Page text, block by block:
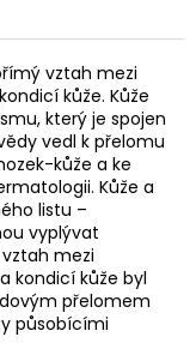
vztah mezi
kůže. Kůže
který je spojen
vedl k přelomu
kůže a ke
Kůže a
listu –
vyplývat
mezi
kondicí kůže byl
přelomem
působícími